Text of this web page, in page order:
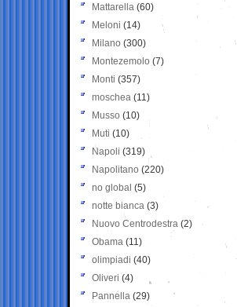
Mattarella (60)
Meloni (14)
Milano (300)
Montezemolo (7)
Monti (357)
moschea (11)
Musso (10)
Muti (10)
Napoli (319)
Napolitano (220)
no global (5)
notte bianca (3)
Nuovo Centrodestra (2)
Obama (11)
olimpiadi (40)
Oliveri (4)
Pannella (29)